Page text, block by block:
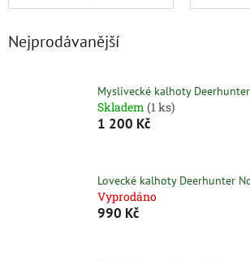
Nejprodávanější
Myslivecké kalhoty
Skladem (1 ks)
1 200 Kč
Lovecké kalhoty Deerhunter
Vyprodáno
990 Kč